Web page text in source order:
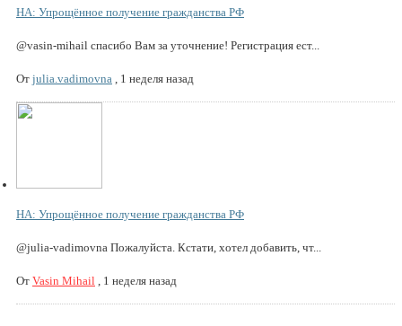
НА: Упрощённое получение гражданства РФ
@vasin-mihail спасибо Вам за уточнение! Регистрация ест...
От julia.vadimovna 1 неделя назад
НА: Упрощённое получение гражданства РФ
@julia-vadimovna Пожалуйста. Кстати, хотел добавить, чт...
От Vasin Mihail 1 неделя назад